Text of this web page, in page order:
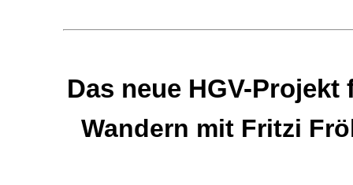
Das neue HGV-
Wandern mit Fritzi